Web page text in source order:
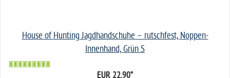
House of Hunting Jagdhandschuhe – rutschfest, Noppen-
Innenhand, Grün S